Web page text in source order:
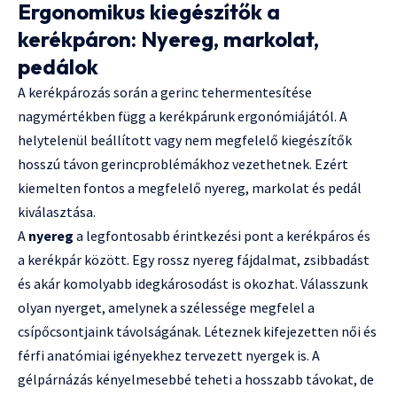
Ergonomikus kiegészítők a
kerékpáron: Nyereg, markolat,
pedálok
A kerékpározás során a gerinc tehermentesítése
nagymértékben függ a kerékpárunk ergonómiájától. A
helytelenül beállított vagy nem megfelelő kiegészítők
hosszú távon gerincproblémákhoz vezethetnek. Ezért
kiemelten fontos a megfelelő nyereg, markolat és pedál
kiválasztása.
A nyereg a legfontosabb érintkezési pont a kerékpáros és
a kerékpár között. Egy rossz nyereg fájdalmat, zsibbadást
és akár komolyabb idegkárosodást is okozhat. Válasszunk
olyan nyerget, amelynek a szélessége megfelel a
csípőcsontjaink távolságának. Léteznek kifejezetten női és
férfi anatómiai igényekhez tervezett nyergek is. A
gélpárnázás kényelmesebbé teheti a hosszabb távokat, de